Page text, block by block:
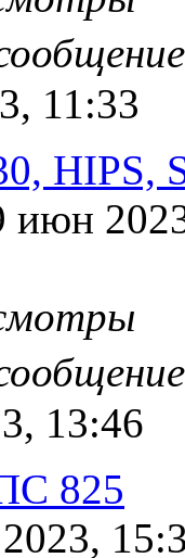
11:33
HIPS,
июн
13:46
825